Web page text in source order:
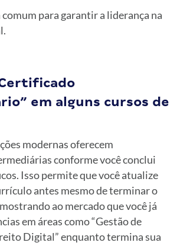
para garantir a liderança na
em alguns cursos de
modernas oferecem
conforme você conclui
Isso permite que você atualize
antes mesmo de terminar o
ao mercado que você já
em áreas como “Gestão de
Digital” enquanto termina sua